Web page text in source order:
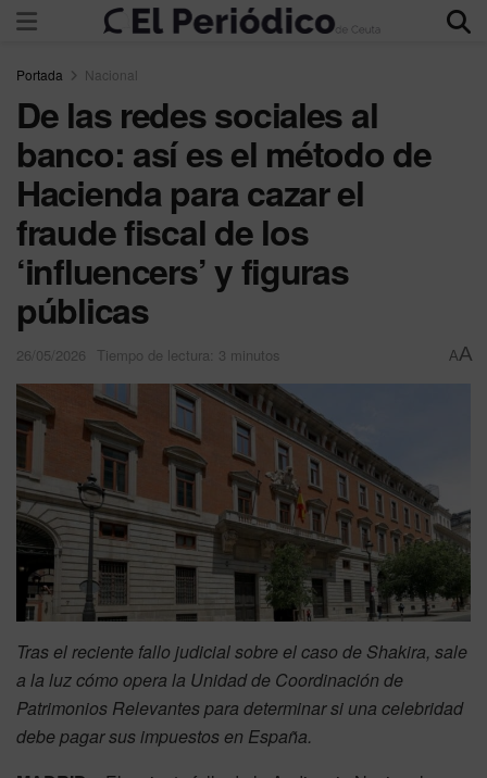
Portada Nacional
De las redes sociales al
banco: así es el método de
Hacienda para cazar el
fraude fiscal de los
‘influencers’ y figuras
públicas
26/05/2026 Tiempo de lectura: 3 minutos AA
Tras el reciente fallo judicial sobre el caso de Shakira, sale
a la luz cómo opera la Unidad de Coordinación de
Patrimonios Relevantes para determinar si una celebridad
debe pagar sus impuestos en España.